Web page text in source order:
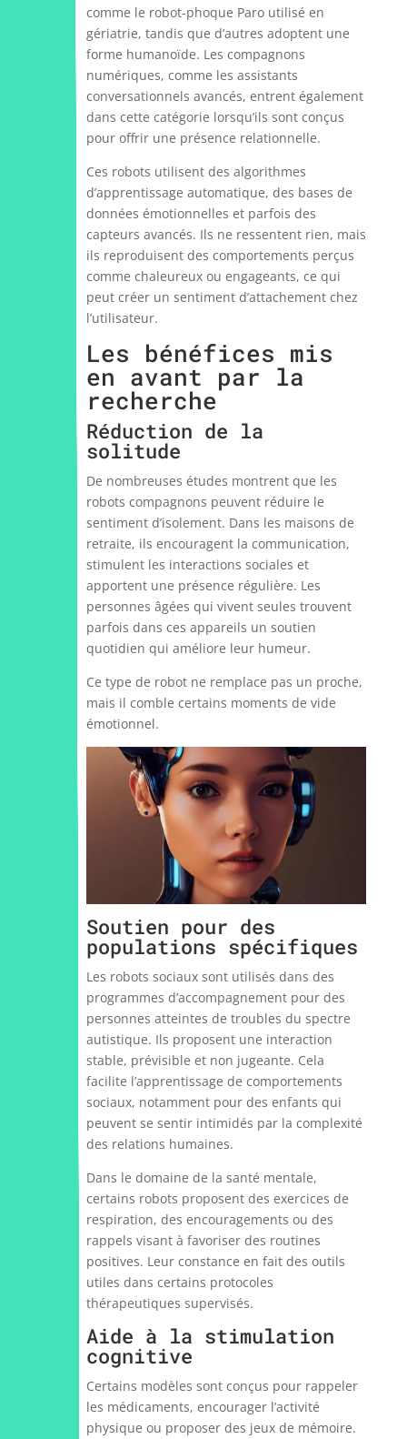
comme le robot-phoque Paro utilisé en
gériatrie, tandis que d’autres adoptent une
forme humanoïde. Les compagnons
numériques, comme les assistants
conversationnels avancés, entrent également
dans cette catégorie lorsqu’ils sont conçus
pour offrir une présence relationnelle.
Ces robots utilisent des algorithmes
d’apprentissage automatique, des bases de
données émotionnelles et parfois des
capteurs avancés. Ils ne ressentent rien, mais
ils reproduisent des comportements perçus
comme chaleureux ou engageants, ce qui
peut créer un sentiment d’attachement chez
l’utilisateur.
Les bénéfices mis
en avant par la
recherche
Réduction de la
solitude
De nombreuses études montrent que les
robots compagnons peuvent réduire le
sentiment d’isolement. Dans les maisons de
retraite, ils encouragent la communication,
stimulent les interactions sociales et
apportent une présence régulière. Les
personnes âgées qui vivent seules trouvent
parfois dans ces appareils un soutien
quotidien qui améliore leur humeur.
Ce type de robot ne remplace pas un proche,
mais il comble certains moments de vide
émotionnel.
Soutien pour des
populations spécifiques
Les robots sociaux sont utilisés dans des
programmes d’accompagnement pour des
personnes atteintes de troubles du spectre
autistique. Ils proposent une interaction
stable, prévisible et non jugeante. Cela
facilite l’apprentissage de comportements
sociaux, notamment pour des enfants qui
peuvent se sentir intimidés par la complexité
des relations humaines.
Dans le domaine de la santé mentale,
certains robots proposent des exercices de
respiration, des encouragements ou des
rappels visant à favoriser des routines
positives. Leur constance en fait des outils
utiles dans certains protocoles
thérapeutiques supervisés.
Aide à la stimulation
cognitive
Certains modèles sont conçus pour rappeler
les médicaments, encourager l’activité
physique ou proposer des jeux de mémoire.